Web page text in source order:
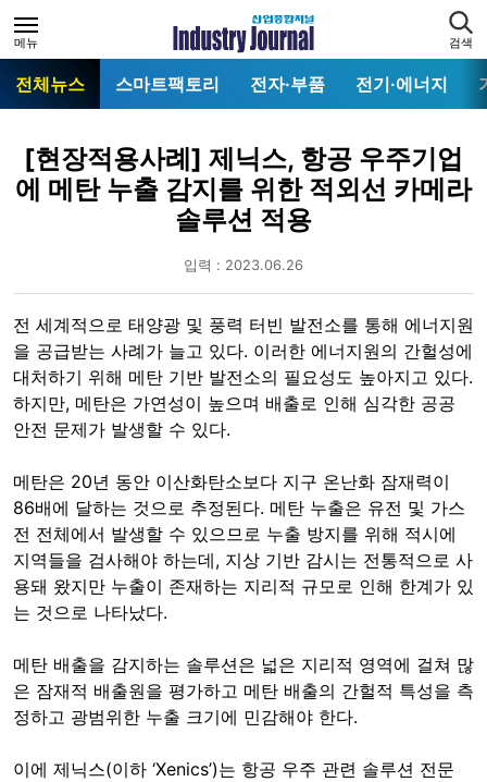
메뉴 검색
전체뉴스 스마트팩토리 전자·부품 전기·에너지
[현장적용사례] 제닉스, 항공 우주기업
에 메탄 누출 감지를 위한 적외선 카메라
솔루션 적용
입력 : 2023.06.26
전 세계적으로 태양광 및 풍력 터빈 발전소를 통해 에너지원
을 공급받는 사례가 늘고 있다. 이러한 에너지원의 간헐성에
대처하기 위해 메탄 기반 발전소의 필요성도 높아지고 있다.
하지만, 메탄은 가연성이 높으며 배출로 인해 심각한 공공
안전 문제가 발생할 수 있다.
메탄은 20년 동안 이산화탄소보다 지구 온난화 잠재력이
86배에 달하는 것으로 추정된다. 메탄 누출은 유전 및 가스
전 전체에서 발생할 수 있으므로 누출 방지를 위해 적시에
지역들을 검사해야 하는데, 지상 기반 감시는 전통적으로 사
용돼 왔지만 누출이 존재하는 지리적 규모로 인해 한계가 있
는 것으로 나타났다.
메탄 배출을 감지하는 솔루션은 넓은 지리적 영역에 걸쳐 많
은 잠재적 배출원을 평가하고 메탄 배출의 간헐적 특성을 측
정하고 광범위한 누출 크기에 민감해야 한다.
이에 제닉스(이하 ‘Xenics’)는 항공 우주 관련 솔루션 전문